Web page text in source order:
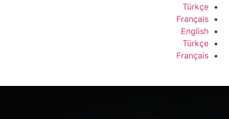
Türkçe
Français
English
Türkçe
Français